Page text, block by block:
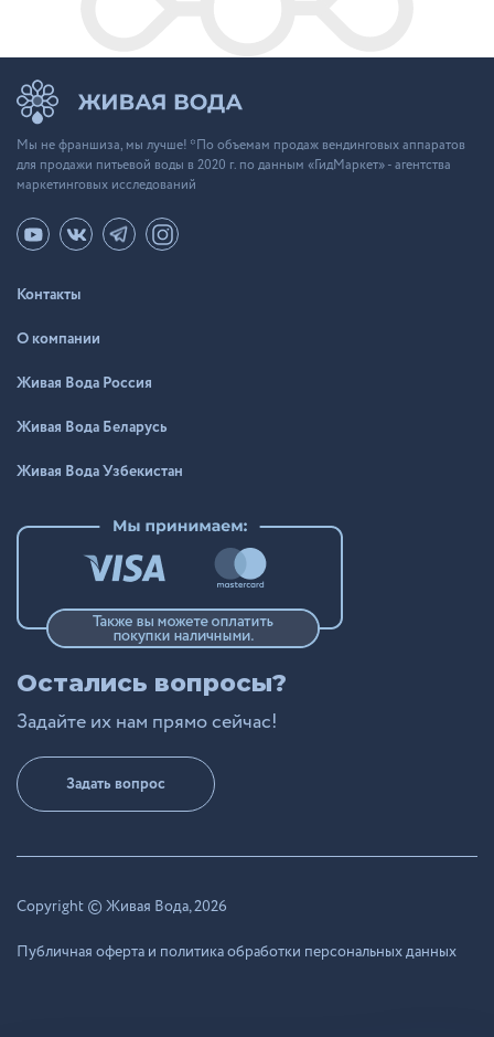
Мы не франшиза, мы лучше! *По объемам продаж вендинговых аппаратов
для продажи питьевой воды в 2020 г. по данным «ГидМаркет» - агентства
маркетинговых исследований
Контакты
О компании
Живая Вода Россия
Живая Вода Беларусь
Живая Вода Узбекистан
Остались вопросы?
Задайте их нам прямо сейчас!
Задать вопрос
Copyright © Живая Вода, 2026
Публичная оферта и политика обработки персональных данных